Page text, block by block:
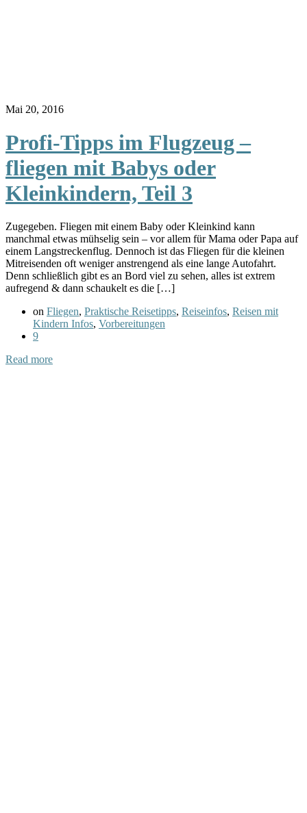
Mai 20, 2016
Profi-Tipps im Flugzeug –
fliegen mit Babys oder
Kleinkindern, Teil 3
Zugegeben. Fliegen mit einem Baby oder Kleinkind kann
manchmal etwas mühselig sein – vor allem für Mama oder Papa auf
einem Langstreckenflug. Dennoch ist das Fliegen für die kleinen
Mitreisenden oft weniger anstrengend als eine lange Autofahrt.
Denn schließlich gibt es an Bord viel zu sehen, alles ist extrem
aufregend & dann schaukelt es die […]
on Fliegen, Praktische Reisetipps, Reiseinfos, Reisen mit
Kindern Infos, Vorbereitungen
9
Read more